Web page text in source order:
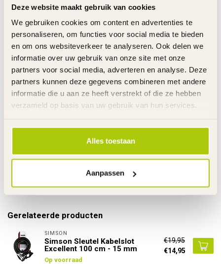
Deze website maakt gebruik van cookies
We gebruiken cookies om content en advertenties te
personaliseren, om functies voor social media te bieden
en om ons websiteverkeer te analyseren. Ook delen we
informatie over uw gebruik van onze site met onze
partners voor social media, adverteren en analyse. Deze
partners kunnen deze gegevens combineren met andere
informatie die u aan ze heeft verstrekt of die ze hebben
verzameld op basis van uw gebruik van hun services.
Alles toestaan
Aanpassen
Zadel
Kunststof
Zadelpen
Snel sluiting
Kettingkast
Tandwiel beschermer
Standaard
Aluminium
Trappers
Inklapbaar
Banden
20 x 1.75
Stuurhoogte
Zadelhoogte
Verstelbaar
Voor gemonteerd
De gehele rubriek Vouwfiets
Gerelateerde producten
SIMSON
Simson Sleutel Kabelslot
Excellent 100 cm - 15 mm
Op voorraad
€19,95
€14,95